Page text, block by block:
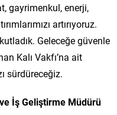
gayrimenkul, enerji,
artırıyoruz.
Geleceğe güvenle
Kalı Vakfı’na ait
sürdüreceğiz.
İş Geliştirme Müdürü